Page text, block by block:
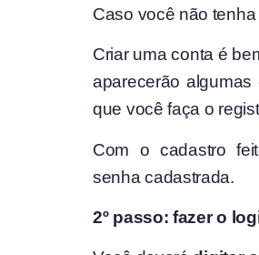
Caso você não
Criar uma conta é
aparecerão
que você faça o
Com o cadastro
senha cadastrada.
2º passo: fazer o